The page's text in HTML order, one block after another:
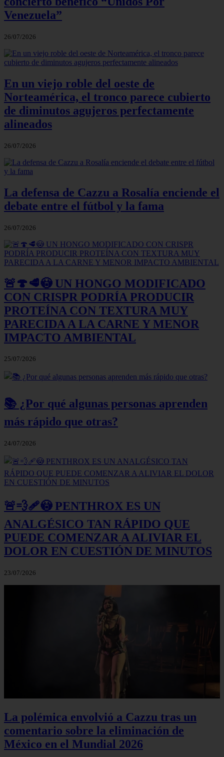
Venezuela”
26/07/2026
En un viejo roble del oeste de
Norteamérica, el tronco parece cubierto
de diminutos agujeros perfectamente
alineados
26/07/2026
La defensa de Cazzu a Rosalía enciende el
debate entre el fútbol y la fama
26/07/2026
🚨🍄🥩😳 UN HONGO MODIFICADO
CON CRISPR PODRÍA PRODUCIR
PROTEÍNA CON TEXTURA MUY
PARECIDA A LA CARNE Y MENOR
IMPACTO AMBIENTAL
25/07/2026
📚 ¿Por qué algunas personas aprenden
más rápido que otras?
24/07/2026
🚨💨🩹😳 PENTHROX ES UN
ANALGÉSICO TAN RÁPIDO QUE
PUEDE COMENZAR A ALIVIAR EL
DOLOR EN CUESTIÓN DE MINUTOS
23/07/2026
La polémica envolvió a Cazzu tras un
comentario sobre la eliminación de
México en el Mundial 2026